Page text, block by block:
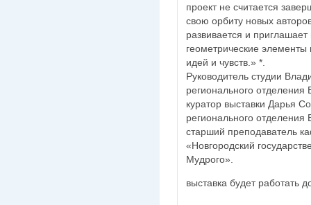
проект не считается
свою орбиту новых
развивается и
геометрические
идей и чувств.» *.
Руководитель студии
регионального
куратор выставки Дарья
регионального
старший преподаватель
«Новгородский
Мудрого».
выставка будет работать